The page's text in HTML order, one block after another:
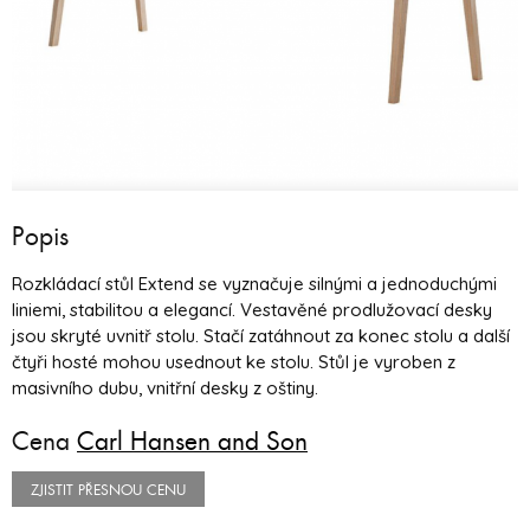
Popis
Rozkládací stůl Extend se vyznačuje silnými a jednoduchými
liniemi, stabilitou a elegancí. Vestavěné prodlužovací desky
jsou skryté uvnitř stolu. Stačí zatáhnout za konec stolu a další
čtyři hosté mohou usednout ke stolu. Stůl je vyroben z
masivního dubu, vnitřní desky z oštiny.
Cena Carl Hansen and Son
ZJISTIT PŘESNOU CENU